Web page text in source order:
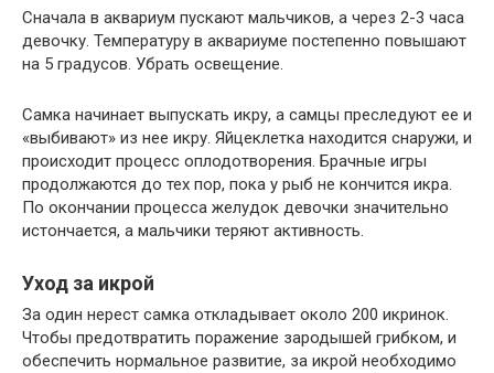
Сначала в аквариум пускают мальчиков, а через 2-3 часа
девочку. Температуру в аквариуме постепенно повышают
на 5 градусов. Убрать освещение.
Самка начинает выпускать икру, а самцы преследуют ее и
«выбивают» из нее икру. Яйцеклетка находится снаружи, и
происходит процесс оплодотворения. Брачные игры
продолжаются до тех пор, пока у рыб не кончится икра.
По окончании процесса желудок девочки значительно
истончается, а мальчики теряют активность.
Уход за икрой
За один нерест самка откладывает около 200 икринок.
Чтобы предотвратить поражение зародышей грибком, и
обеспечить нормальное развитие, за икрой необходимо